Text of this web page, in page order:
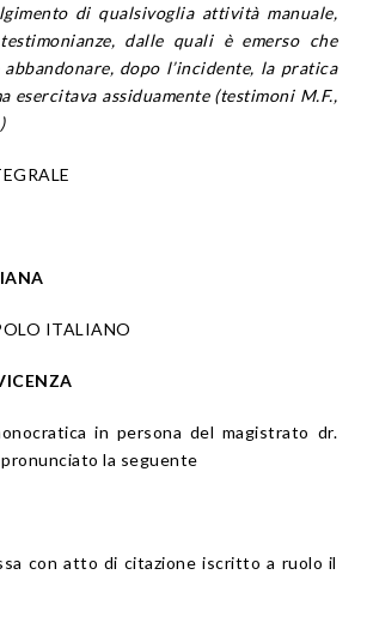
di qualsivoglia attività manuale,
dalle quali è emerso che
dopo l’incidente, la pratica
esercitava assiduamente (testimoni M.F.,
ITALIANO
in persona del magistrato dr.
pronunciato la seguente
con atto di citazione iscritto a ruolo il